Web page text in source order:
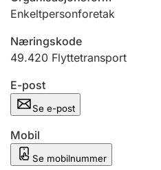
Offentlig sektor
Andre tema
Enkeltpersonforetak
Næringskode
49.420 Flyttetransport
E-post
Se e-post
Mobil
Se mobilnummer